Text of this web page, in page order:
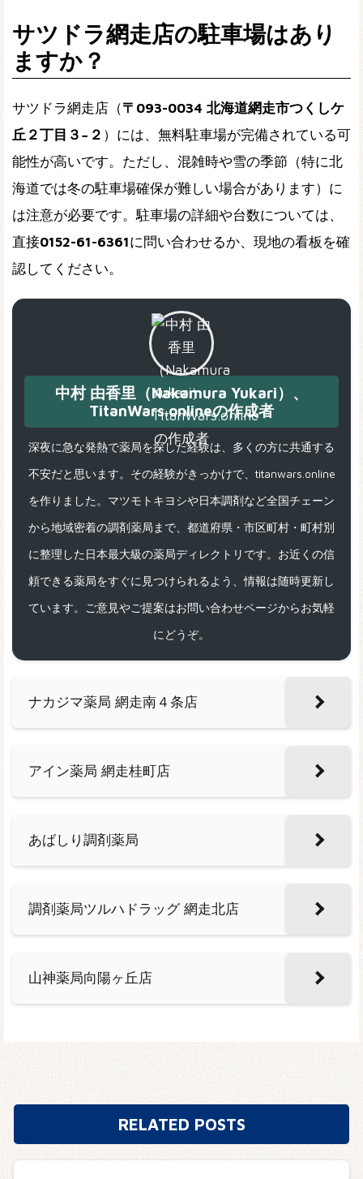
サツドラ網走店の駐車場はあり
ますか？
サツドラ網走店（〒093-0034 北海道網走市つくしケ
丘２丁目３−２ ）には、無料駐車場が完備されている可
能性が高いです。ただし、混雑時や雪の季節（特に北
海道では冬の駐車場確保が難しい場合があります）に
は注意が必要です。駐車場の詳細や台数については、
直接0152-61-6361に問い合わせるか、現地の看板を確
認してください。
中村 由香里（Nakamura Yukari）、
TitanWars.onlineの作成者
深夜に急な発熱で薬局を探した経験は、多くの方に共通する
不安だと思います。その経験がきっかけで、titanwars.online
を作りました。マツモトキヨシや日本調剤など全国チェーン
から地域密着の調剤薬局まで、都道府県・市区町村・町村別
に整理した日本最大級の薬局ディレクトリです。お近くの信
頼できる薬局をすぐに見つけられるよう、情報は随時更新し
ています。ご意見やご提案はお問い合わせページからお気軽
にどうぞ。
ナカジマ薬局 網走南４条店
アイン薬局 網走桂町店
あばしり調剤薬局
調剤薬局ツルハドラッグ 網走北店
山神薬局向陽ヶ丘店
RELATED POSTS